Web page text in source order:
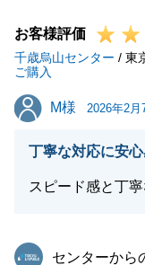
お客様評価
千歳烏山センター / 東
ご購入
M様
M様 2026年2月
丁寧な対応に安
スピード感と丁
東急リバブル
センターから